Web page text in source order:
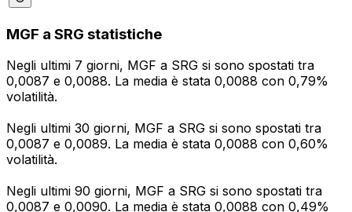
MGF a SRG statistiche
Negli ultimi 7 giorni, MGF a SRG si sono spostati tra
0,0087 e 0,0088. La media è stata 0,0088 con 0,79%
volatilità.
Negli ultimi 30 giorni, MGF a SRG si sono spostati tra
0,0087 e 0,0089. La media è stata 0,0088 con 0,60%
volatilità.
Negli ultimi 90 giorni, MGF a SRG si sono spostati tra
0,0087 e 0,0090. La media è stata 0,0088 con 0,49%